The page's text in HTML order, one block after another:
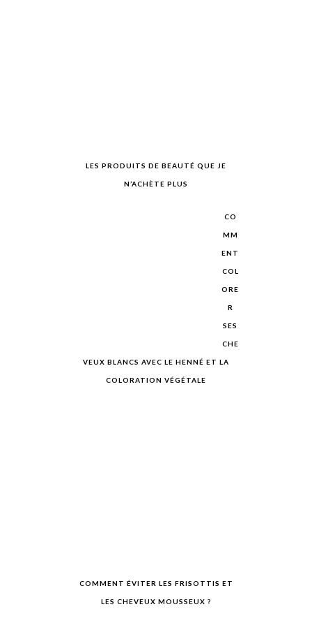
LES PRODUITS DE BEAUTÉ QUE JE
N’ACHÈTE PLUS
CO
MM
ENT
COL
ORE
R
SES
CHE
VEUX BLANCS AVEC LE HENNÉ ET LA
COLORATION VÉGÉTALE
COMMENT ÉVITER LES FRISOTTIS ET
LES CHEVEUX MOUSSEUX ?